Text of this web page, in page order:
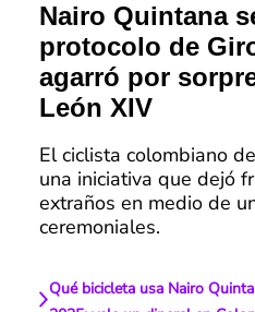
Nairo Quintana
protocolo de
agarró por
León XIV
El ciclista colombiano
una iniciativa que dejó
extraños en medio de
ceremoniales.
Qué bicicleta usa Nairo